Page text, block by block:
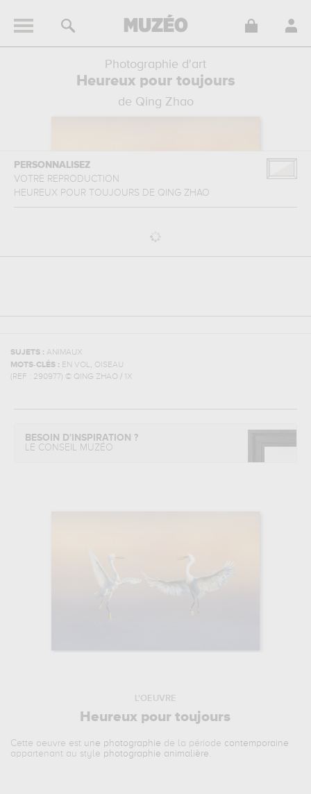
Photographie d'art
Heureux pour toujours
de Qing Zhao
PERSONNALISEZ
VOTRE REPRODUCTION
HEUREUX POUR TOUJOURS DE QING ZHAO
SUJETS : ANIMAUX
MOTS-CLÉS : EN VOL, OISEAU
(REF : 290977) © QING ZHAO / 1X
BESOIN D'INSPIRATION ?
LE CONSEIL MUZÉO
L'OEUVRE
Heureux pour toujours
Cette oeuvre est une photographie de la période contemporaine
appartenant au style photographie animalière.